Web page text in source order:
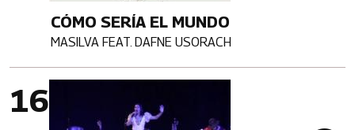
CÓMO SERÍA EL MUNDO
Artista
MASILVA FEAT. DAFNE USORACH